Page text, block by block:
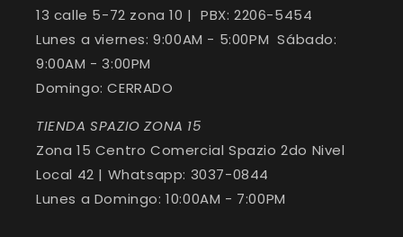
13 calle 5-72 zona 10 | PBX: 2206-5454
Lunes a viernes: 9:00AM - 5:00PM Sábado:
9:00AM - 3:00PM
Domingo: CERRADO
TIENDA SPAZIO ZONA 15
Zona 15 Centro Comercial Spazio 2do Nivel
Local 42 | Whatsapp: 3037-0844
Lunes a Domingo: 10:00AM - 7:00PM